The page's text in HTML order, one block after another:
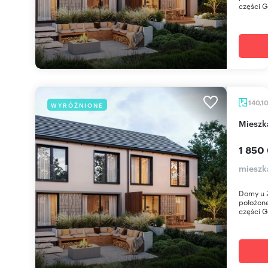
części
WYRÓŻNIONE
1 850
Domy u
części